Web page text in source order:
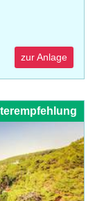
zur Anlage